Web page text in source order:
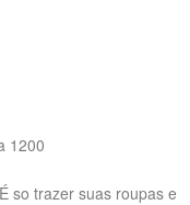
1200
so trazer suas roupas e